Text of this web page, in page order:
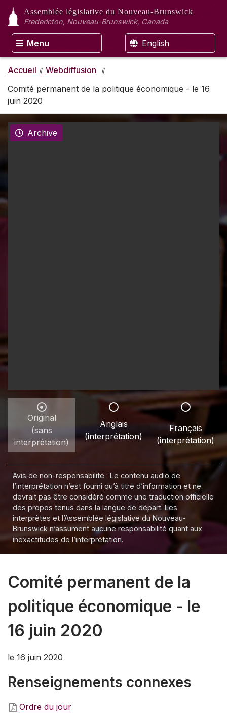
Assemblée législative du Nouveau-Brunswick
Fredericton, Nouveau-Brunswick, Canada
Menu English
Accueil
Webdiffusion
Comité permanent de la politique économique - le 16
juin 2020
Archive
Original
(sans
interprétation)
Anglais
(interprétation)
Français
(interprétation)
Avis de non-responsabilité : Le contenu audio de
l’interprétation n’est fourni qu’à titre d’information et ne
devrait pas être considéré comme une traduction officielle
des propos tenus dans la langue de départ. Les
interprètes et l’Assemblée législative du Nouveau-
Brunswick n’assument aucune responsabilité quant aux
inexactitudes de l’interprétation.
Comité permanent de la
politique économique - le
16 juin 2020
le 16 juin 2020
Renseignements connexes
Ordre du jour